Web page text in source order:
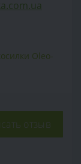
Oleo-
отзыв